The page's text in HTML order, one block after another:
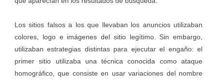
Los sitios falsos a los que llevaban los anuncios utilizaban
colores, logo e imágenes del sitio legítimo. Sin embargo,
utilizaban estrategias distintas para ejecutar el engaño: el
primer sitio utilizaba una técnica conocida como ataque
homográfico, que consiste en usar variaciones del nombre